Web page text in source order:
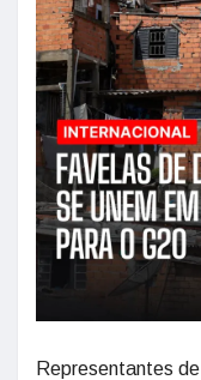
Representantes